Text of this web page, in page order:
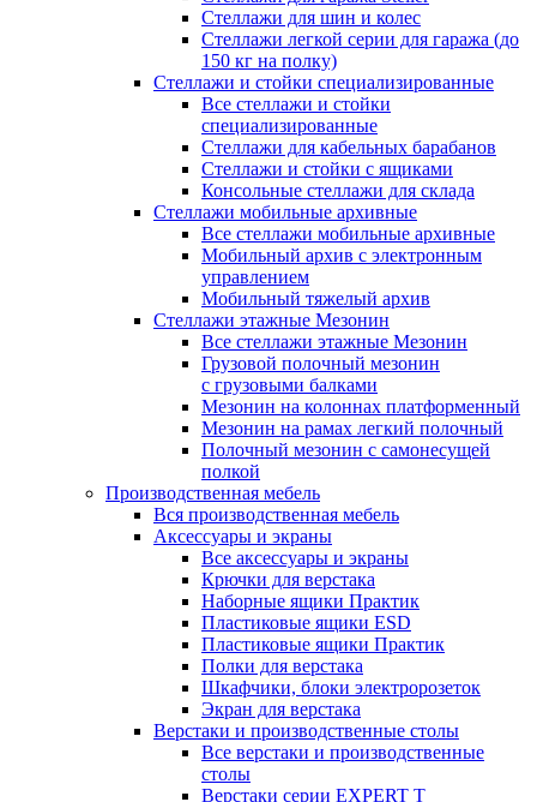
Стеллажи для шин и колес
Стеллажи легкой серии для гаража (до
150 кг на полку)
Стеллажи и стойки специализированные
Все стеллажи и стойки
специализированные
Стеллажи для кабельных барабанов
Стеллажи и стойки с ящиками
Консольные стеллажи для склада
Стеллажи мобильные архивные
Все стеллажи мобильные архивные
Мобильный архив с электронным
управлением
Мобильный тяжелый архив
Стеллажи этажные Мезонин
Все стеллажи этажные Мезонин
Грузовой полочный мезонин
с грузовыми балками
Мезонин на колоннах платформенный
Мезонин на рамах легкий полочный
Полочный мезонин с самонесущей
полкой
Производственная мебель
Вся производственная мебель
Аксессуары и экраны
Все аксессуары и экраны
Крючки для верстака
Наборные ящики Практик
Пластиковые ящики ESD
Пластиковые ящики Практик
Полки для верстака
Шкафчики, блоки электророзеток
Экран для верстака
Верстаки и производственные столы
Все верстаки и производственные
столы
Верстаки серии EXPERT T